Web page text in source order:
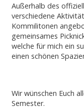
Außerhalb des
verschiedene
Kommilitonen
gemeinsames
welche für mich ein
einen schönen
Wir wünschen Euch
Semester.